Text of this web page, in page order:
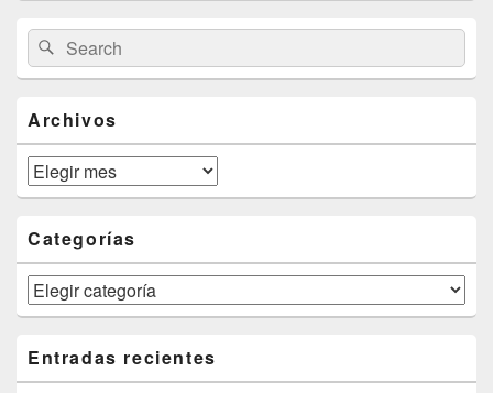
Primary
Sidebar
Widget
Area
Search
for:
Search
Archivos
Archivos
Categorías
Categorías
Entradas recientes